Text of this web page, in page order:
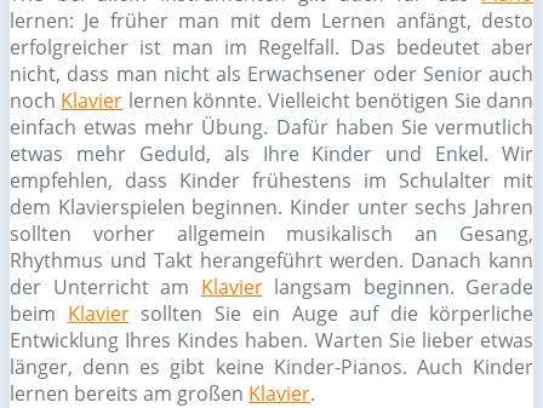
lernen: Je früher man mit dem Lernen anfängt, desto
erfolgreicher ist man im Regelfall. Das bedeutet aber
nicht, dass man nicht als Erwachsener oder Senior auch
noch Klavier lernen könnte. Vielleicht benötigen Sie dann
einfach etwas mehr Übung. Dafür haben Sie vermutlich
etwas mehr Geduld, als Ihre Kinder und Enkel. Wir
empfehlen, dass Kinder frühestens im Schulalter mit
dem Klavierspielen beginnen. Kinder unter sechs Jahren
sollten vorher allgemein musikalisch an Gesang,
Rhythmus und Takt herangeführt werden. Danach kann
der Unterricht am Klavierlangsam beginnen. Gerade
beim Klaviersollten Sie ein Auge auf die körperliche
Entwicklung Ihres Kindes haben. Warten Sie lieber etwas
länger, denn es gibt keine Kinder-Pianos. Auch Kinder
lernen bereits am großen Klavier.